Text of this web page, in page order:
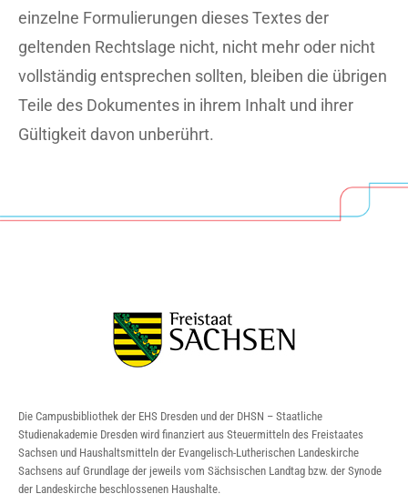
einzelne Formulierungen dieses Textes der
geltenden Rechtslage nicht, nicht mehr oder nicht
vollständig entsprechen sollten, bleiben die übrigen
Teile des Dokumentes in ihrem Inhalt und ihrer
Gültigkeit davon unberührt.
Die Campusbibliothek der EHS Dresden und der DHSN – Staatliche
Studienakademie Dresden wird finanziert aus Steuermitteln des Freistaates
Sachsen und Haushaltsmitteln der Evangelisch-Lutherischen Landeskirche
Sachsens auf Grundlage der jeweils vom Sächsischen Landtag bzw. der Synode
der Landeskirche beschlossenen Haushalte.